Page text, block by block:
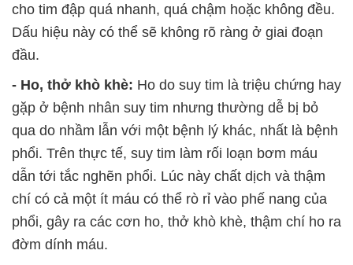
cho tim đập quá nhanh, quá chậm hoặc không đều.
Dấu hiệu này có thể sẽ không rõ ràng ở giai đoạn
đầu.
- Ho, thở khò khè: Ho do suy tim là triệu chứng hay
gặp ở bệnh nhân suy tim nhưng thường dễ bị bỏ
qua do nhầm lẫn với một bệnh lý khác, nhất là bệnh
phổi. Trên thực tế, suy tim làm rối loạn bơm máu
dẫn tới tắc nghẽn phổi. Lúc này chất dịch và thậm
chí có cả một ít máu có thể rò rỉ vào phế nang của
phổi, gây ra các cơn ho, thở khò khè, thậm chí ho ra
đờm dính máu.